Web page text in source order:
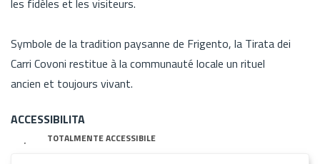
les fidèles et les visiteurs.
Symbole de la tradition paysanne de Frigento, la Tirata dei
Carri Covoni restitue à la communauté locale un rituel
ancien et toujours vivant.
ACCESSIBILITA
TOTALMENTE ACCESSIBILE